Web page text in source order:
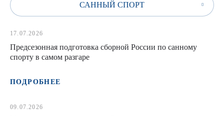
САННЫЙ СПОРТ
17.07.2026
Предсезонная подготовка сборной России по санному
спорту в самом разгаре
ПОДРОБНЕЕ
09.07.2026